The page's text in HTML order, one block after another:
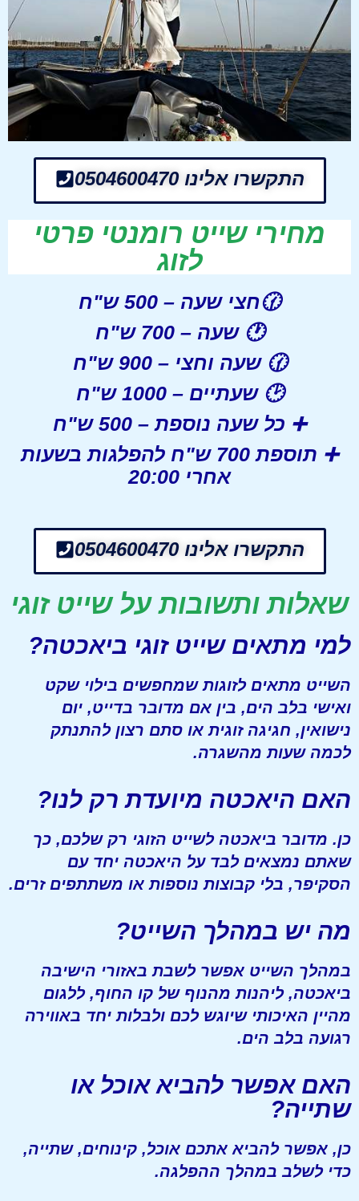
התקשרו אלינו 0504600470
מחירי שייט רומנטי פרטי
לזוג
🕜חצי שעה – 500 ש"ח
🕐שעה – 700 ש"ח
🕜שעה וחצי – 900 ש"ח
🕑שעתיים – 1000 ש"ח
➕ כל שעה נוספת– 500 ש"ח
➕
תוספת 700 ש"ח להפלגות בשעות
אחרי 20:00
התקשרו אלינו 0504600470
שאלות ותשובות על שייט זוגי
למי מתאים שייט זוגי ביאכטה?
השייט מתאים לזוגות שמחפשים בילוי שקט
ואישי בלב הים, בין אם מדובר בדייט, יום
נישואין, חגיגה זוגית או סתם רצון להתנתק
לכמה שעות מהשגרה.
האם היאכטה מיועדת רק לנו?
כן. מדובר ביאכטה לשייט הזוגי רק שלכם, כך
שאתם נמצאים לבד על היאכטה יחד עם
הסקיפר, בלי קבוצות נוספות או משתתפים זרים.
מה יש במהלך השייט?
במהלך השייט אפשר לשבת באזורי הישיבה
ביאכטה, ליהנות מהנוף של קו החוף, ללגום
מהיין האיכותי שיוגש לכם ולבלות יחד באווירה
רגועה בלב הים.
האם אפשר להביא אוכל או
שתייה?
כן, אפשר להביא אתכם אוכל, קינוחים, שתייה,
כדי לשלב במהלך ההפלגה.